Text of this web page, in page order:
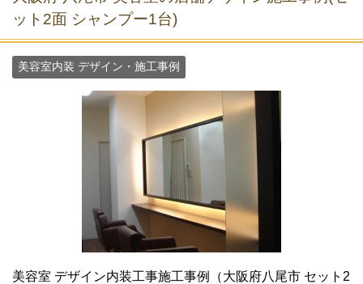
ット2面 シャンプー1台)
美容室内装 デザイン・施工事例
美容室 デザイン内装工事施工事例（大阪府八尾市 セット2